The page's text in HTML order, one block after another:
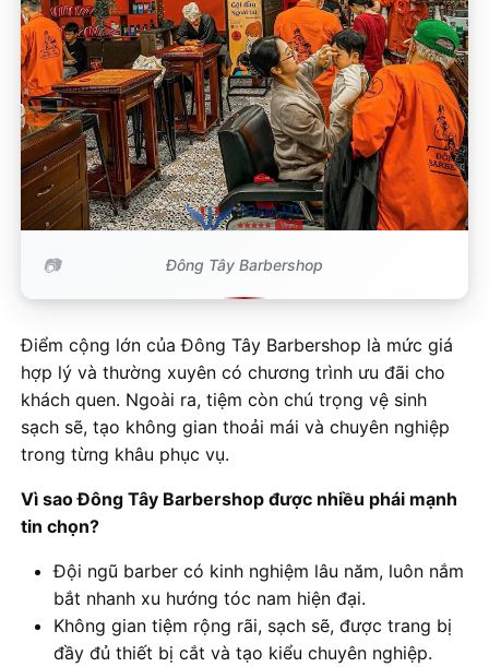
Đông Tây Barbershop
Điểm cộng lớn của Đông Tây Barbershop là mức giá
hợp lý và thường xuyên có chương trình ưu đãi cho
khách quen. Ngoài ra, tiệm còn chú trọng vệ sinh
sạch sẽ, tạo không gian thoải mái và chuyên nghiệp
trong từng khâu phục vụ.
Vì sao Đông Tây Barbershop được nhiều phái mạnh
tin chọn?
Đội ngũ barber có kinh nghiệm lâu năm, luôn nắm
bắt nhanh xu hướng tóc nam hiện đại.
Không gian tiệm rộng rãi, sạch sẽ, được trang bị
đầy đủ thiết bị cắt và tạo kiểu chuyên nghiệp.